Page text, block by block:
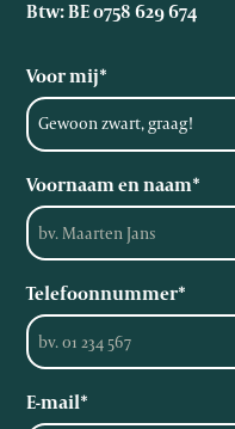
Btw: BE 0758 629 674
Voor mij*
Voornaam en naam*
Telefoonnummer*
E-mail*